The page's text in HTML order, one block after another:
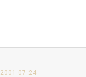
2001-07-24